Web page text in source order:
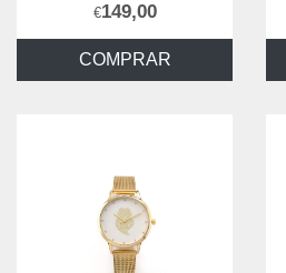
€149,00
COMPRAR